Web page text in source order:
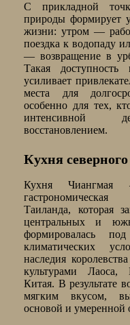
С прикладной
природы формирует
жизни: утром —
поездка к водопаду
— возвращение в
Такая доступность
усиливает
места для
особенно для тех,
интенсивной
восстановлением.
Кухня
Кухня Чиангмая
Таиланда, которая
центральных и
формировалась
климатических
наследия
культурами
Китая. В результате
мягким вкусом,
основой и умеренной